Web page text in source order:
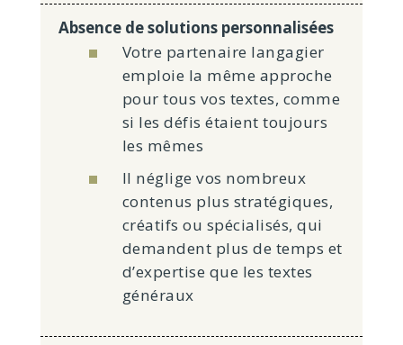
Absence de solutions personnalisées
Votre partenaire langagier
emploie la même approche
pour tous vos textes, comme
si les défis étaient toujours
les mêmes
Il néglige vos nombreux
contenus plus stratégiques,
créatifs ou spécialisés, qui
demandent plus de temps et
d’expertise que les textes
généraux